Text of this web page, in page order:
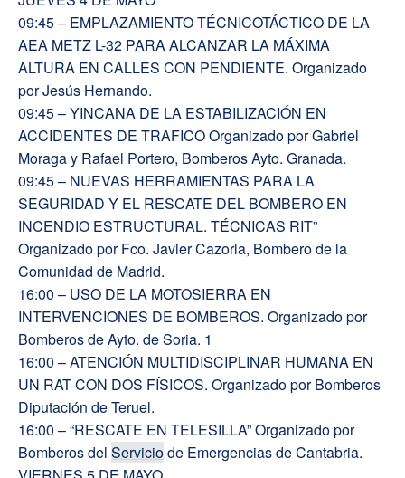
09:45 – EMPLAZAMIENTO TÉCNICOTÁCTICO DE LA
AEA METZ L-32 PARA ALCANZAR LA MÁXIMA
ALTURA EN CALLES CON PENDIENTE. Organizado
por Jesús Hernando.
09:45 – YINCANA DE LA ESTABILIZACIÓN EN
ACCIDENTES DE TRAFICO Organizado por Gabriel
Moraga y Rafael Portero, Bomberos Ayto. Granada.
09:45 – NUEVAS HERRAMIENTAS PARA LA
SEGURIDAD Y EL RESCATE DEL BOMBERO EN
INCENDIO ESTRUCTURAL. TÉCNICAS RIT”
Organizado por Fco. Javier Cazorla, Bombero de la
Comunidad de Madrid.
16:00 – USO DE LA MOTOSIERRA EN
INTERVENCIONES DE BOMBEROS. Organizado por
Bomberos de Ayto. de Soria. 1
16:00 – ATENCIÓN MULTIDISCIPLINAR HUMANA EN
UN RAT CON DOS FÍSICOS. Organizado por Bomberos
Diputación de Teruel.
16:00 – “RESCATE EN TELESILLA” Organizado por
Bomberos del Serviciode Emergencias de Cantabria.